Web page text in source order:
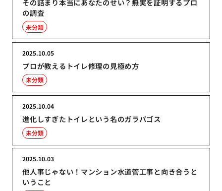
その詰まり本当にあなたのせい？無実を証明するプロ
の調査
未分類
プロが教えるトイレ修理の見極め方
2025.10.05
未分類
進化しすぎたトイレという名のガラパゴス
2025.10.04
未分類
他人事じゃない！マンション水道管工事と向き合うと
いうこと
2025.10.03